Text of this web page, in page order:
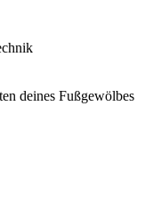
deines Fußgewölbes